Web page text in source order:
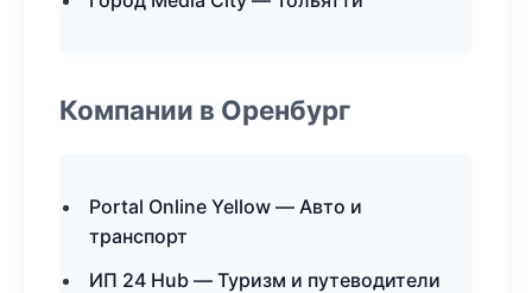
Компании в Оренбург
Portal Online Yellow — Авто и
транспорт
ИП 24 Hub — Туризм и путеводители